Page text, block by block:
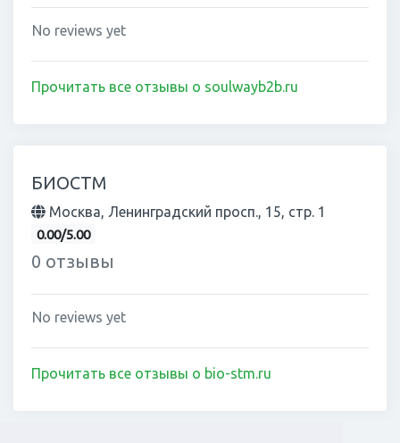
No reviews yet
Прочитать все отзывы о soulwayb2b.ru
БИОСТМ
Москва, Ленинградский просп., 15, стр. 1
0.00/5.00
0 отзывы
No reviews yet
Прочитать все отзывы о bio-stm.ru